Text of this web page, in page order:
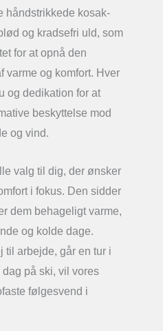
håndstrikkede kosak-
og kradsefri uld, som
for at opnå den
varme og komfort. Hver
og dedikation for at
beskyttelse mod
og vind.
valg til dig, der ønsker
i fokus. Den sidder
dem behageligt varme,
og kolde dage.
til arbejde, går en tur i
på ski, vil vores
følgesvend i